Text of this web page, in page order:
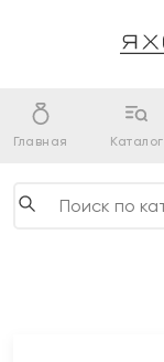
Главная Каталог